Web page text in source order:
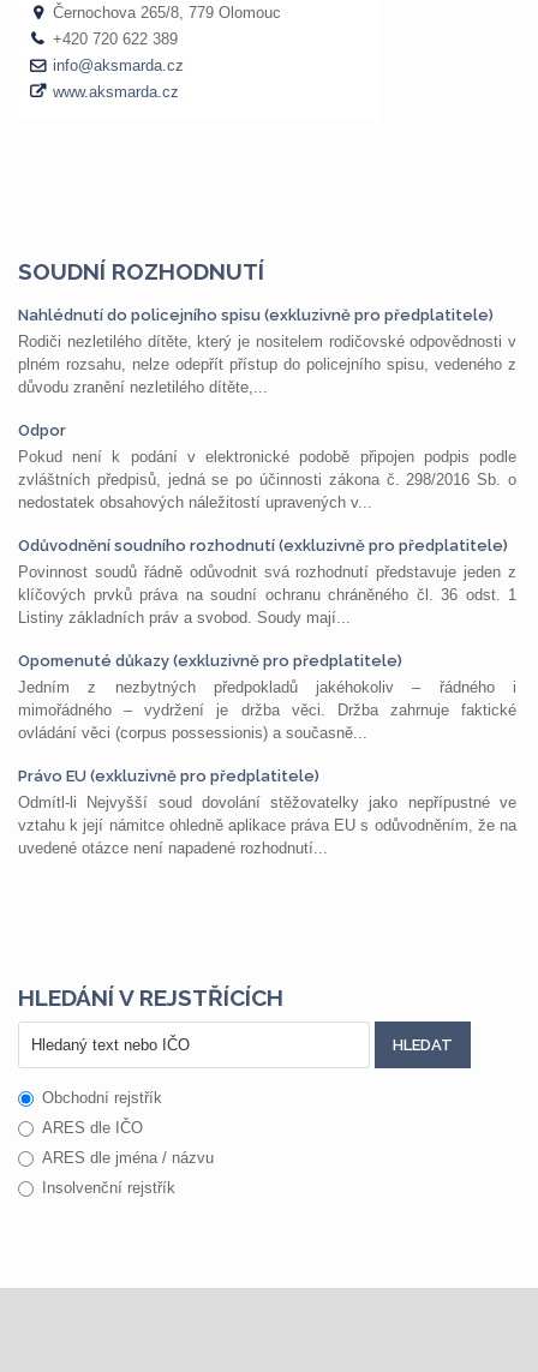
SOUDNÍ ROZHODNUTÍ
Nahlédnutí do policejního spisu (exkluzivně pro předplatitele)
Rodiči nezletilého dítěte, který je nositelem rodičovské odpovědnosti v
plném rozsahu, nelze odepřít přístup do policejního spisu, vedeného z
důvodu zranění nezletilého dítěte,...
Odpor
Pokud není k podání v elektronické podobě připojen podpis podle
zvláštních předpisů, jedná se po účinnosti zákona č. 298/2016 Sb. o
nedostatek obsahových náležitostí upravených v...
Odůvodnění soudního rozhodnutí (exkluzivně pro předplatitele)
Povinnost soudů řádně odůvodnit svá rozhodnutí představuje jeden z
klíčových prvků práva na soudní ochranu chráněného čl. 36 odst. 1
Listiny základních práv a svobod. Soudy mají...
Opomenuté důkazy (exkluzivně pro předplatitele)
Jedním z nezbytných předpokladů jakéhokoliv – řádného i
mimořádného – vydržení je držba věci. Držba zahrnuje faktické
ovládání věci (corpus possessionis) a současně...
Právo EU (exkluzivně pro předplatitele)
Odmítl-li Nejvyšší soud dovolání stěžovatelky jako nepřípustné ve
vztahu k její námitce ohledně aplikace práva EU s odůvodněním, že na
uvedené otázce není napadené rozhodnutí...
HLEDÁNÍ V REJSTŘÍCÍCH
Obchodní rejstřík
ARES dle IČO
ARES dle jména / názvu
Insolvenční rejstřík